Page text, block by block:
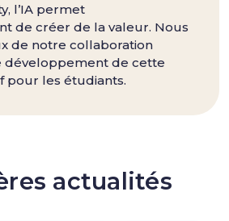
l’IA permet
de créer de la valeur. Nous
de notre collaboration
développement de cette
pour les étudiants.
actualités